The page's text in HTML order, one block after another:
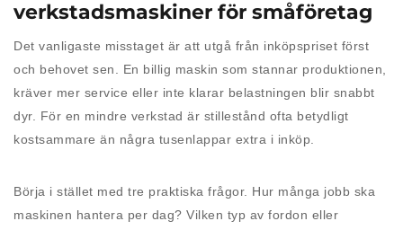
verkstadsmaskiner för småföretag
Det vanligaste misstaget är att utgå från inköpspriset först
och behovet sen. En billig maskin som stannar produktionen,
kräver mer service eller inte klarar belastningen blir snabbt
dyr. För en mindre verkstad är stillestånd ofta betydligt
kostsammare än några tusenlappar extra i inköp.
Börja i stället med tre praktiska frågor. Hur många jobb ska
maskinen hantera per dag? Vilken typ av fordon eller